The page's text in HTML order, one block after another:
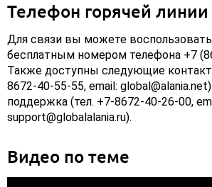
Телефон горячей линии
Для связи вы можете
бесплатным номером телефона +7
Также доступны следующие
8672-40-55-55, email:
поддержка (тел. +7-8672-40-26-00,
support@globalalania.ru).
Видео по теме